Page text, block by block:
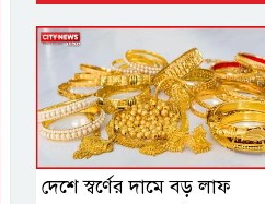
দেশে স্বর্ণের দামে বড় লাফ